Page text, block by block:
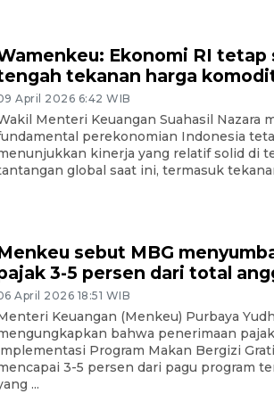
Ekonomi RI tetap
tekanan harga
April 2026 6:42 WIB
Menteri Keuangan Suahasil Nazara
perekonomian Indonesia
kinerja yang relatif solid di
global saat ini, termasuk
sebut MBG
3-5 persen dari total
April 2026 18:51 WIB
Keuangan (Menkeu) Purbaya
bahwa penerimaan
Program Makan Bergizi
3-5 persen dari pagu program
...